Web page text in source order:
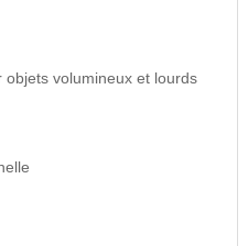
volumineux et lourds